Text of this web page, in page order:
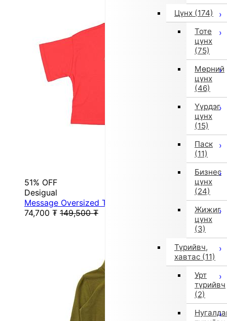
Цүнх (174)
Тоте
цүнх
(75)
Мөрний
цүнх
(46)
Үүрдэг
цүнх
(15)
Паск
(11)
Бизнес
цүнх
(24)
Жижиг
цүнх
(3)
Түрийвч,
хавтас (11)
Урт
түрийвч
(2)
51% OFF
Desigual
Message Oversized T-Shirt (Pink/Red)
74,700 ₮ 149,500 ₮